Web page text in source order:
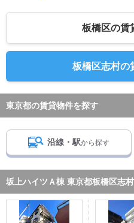
板橋区の賃
板橋区志村の
東京都の賃貸物件を探す
沿線・駅から探す
坂上ハイツＡ棟 東京都板橋区志